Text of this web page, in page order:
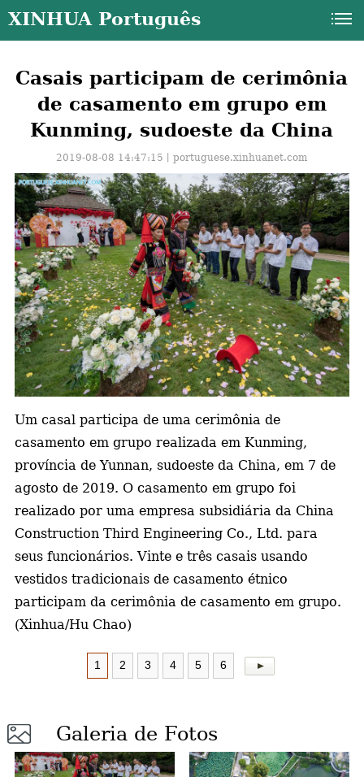
XINHUA Português
Casais participam de cerimônia
de casamento em grupo em
Kunming, sudoeste da China
2019-08-08 14:47:15丨portuguese.xinhuanet.com
Um casal participa de uma cerimônia de
casamento em grupo realizada em Kunming,
província de Yunnan, sudoeste da China, em 7 de
agosto de 2019. O casamento em grupo foi
realizado por uma empresa subsidiária da China
Construction Third Engineering Co., Ltd. para
seus funcionários. Vinte e três casais usando
vestidos tradicionais de casamento étnico
participam da cerimônia de casamento em grupo.
(Xinhua/Hu Chao)
1 2 3 4 5 6
Galeria de Fotos